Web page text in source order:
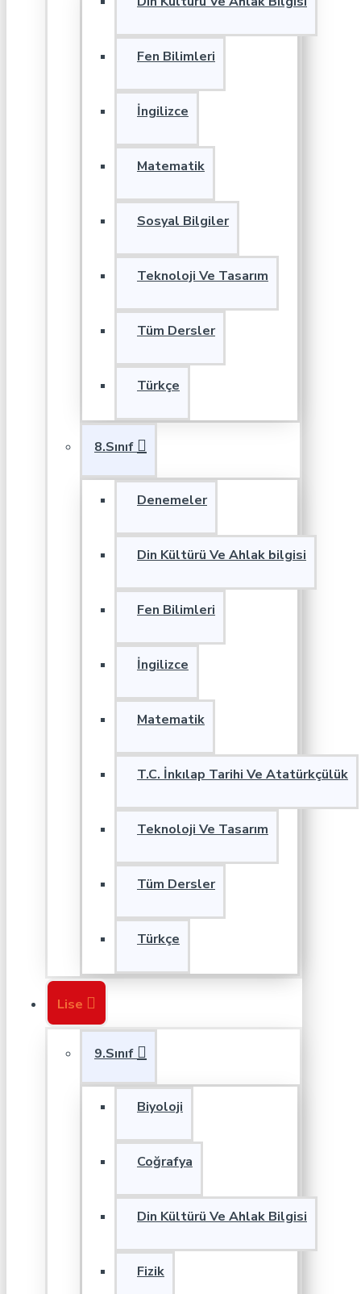
Fen Bilimleri
İngilizce
Matematik
Sosyal Bilgiler
Teknoloji Ve Tasarım
Tüm Dersler
Türkçe
8.Sınıf
Denemeler
Din Kültürü Ve Ahlak bilgisi
Fen Bilimleri
İngilizce
Matematik
T.C. İnkılap Tarihi Ve Atatürkçülük
Teknoloji Ve Tasarım
Tüm Dersler
Türkçe
Lise
9.Sınıf
Biyoloji
Coğrafya
Din Kültürü Ve Ahlak Bilgisi
Fizik